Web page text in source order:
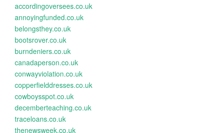
accordingoversees.co.uk
annoyingfunded.co.uk
belongsthey.co.uk
bootsrover.co.uk
burndeniers.co.uk
canadaperson.co.uk
conwayviolation.co.uk
copperfielddresses.co.uk
cowboysspot.co.uk
decemberteaching.co.uk
traceloans.co.uk
thenewsweek.co.uk